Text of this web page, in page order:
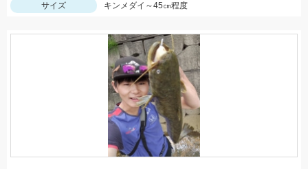
サイズ
キンメダイ～45㎝程度